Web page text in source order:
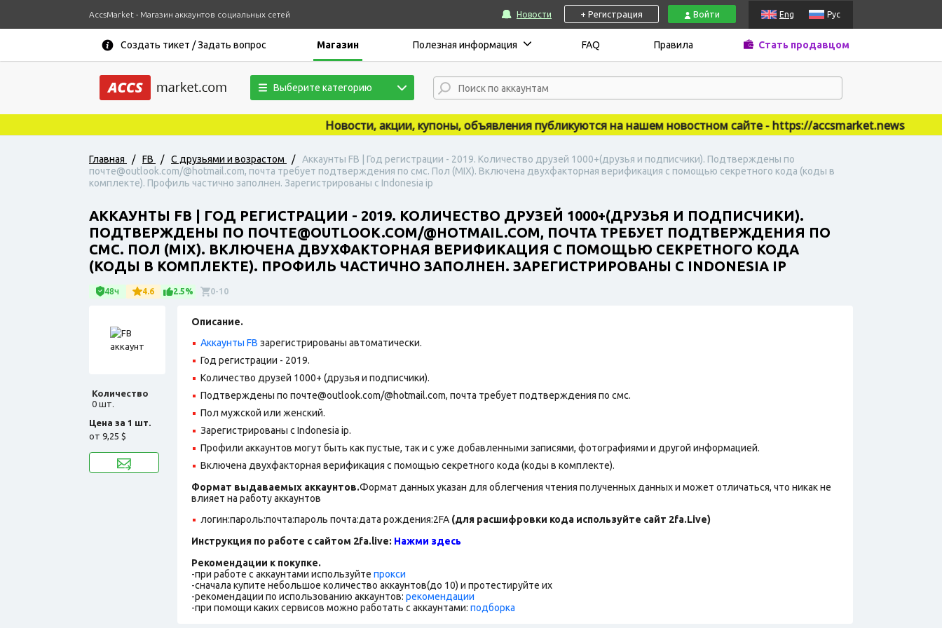
AccsMarket - Магазин аккаунтов социальных сетей Новости + Регистрация Войти Eng Рус
Создать тикет / Задать вопрос Магазин Полезная информация FAQ Правила Стать продавцом
Выберите категорию
Новости, акции, купоны, объявления публикуются на нашем новостном сайте - https://accsmarket.news
Главная / FB / С друзьями и возрастом /
Аккаунты FB | Год регистрации - 2019. Количество друзей 1000+(друзья и подписчики). Подтверждены по
почте@outlook.com/@hotmail.com, почта требует подтверждения по смс. Пол (MIX). Включена двухфакторная верификация с помощью секретного кода (коды в
комплекте). Профиль частично заполнен. Зарегистрированы с Indonesia ip
АККАУНТЫ FB | ГОД РЕГИСТРАЦИИ - 2019. КОЛИЧЕСТВО ДРУЗЕЙ 1000+(ДРУЗЬЯ И ПОДПИСЧИКИ).
ПОДТВЕРЖДЕНЫ ПО ПОЧТЕ@OUTLOOK.COM/@HOTMAIL.COM, ПОЧТА ТРЕБУЕТ ПОДТВЕРЖДЕНИЯ ПО
СМС. ПОЛ (MIX). ВКЛЮЧЕНА ДВУХФАКТОРНАЯ ВЕРИФИКАЦИЯ С ПОМОЩЬЮ СЕКРЕТНОГО КОДА
(КОДЫ В КОМПЛЕКТЕ). ПРОФИЛЬ ЧАСТИЧНО ЗАПОЛНЕН. ЗАРЕГИСТРИРОВАНЫ С INDONESIA IP
48ч 4.6 2.5% 0-10
Количество
0 шт.
Цена за 1 шт.
от 9,25 $
Описание.
Аккаунты FB зарегистрированы автоматически.
Год регистрации - 2019.
Количество друзей 1000+ (друзья и подписчики).
Подтверждены по почте@outlook.com/@hotmail.com, почта требует подтверждения по смс.
Пол мужской или женский.
Зарегистрированы с Indonesia ip.
Профили аккаунтов могут быть как пустые, так и с уже добавленными записями, фотографиями и другой информацией.
Включена двухфакторная верификация с помощью секретного кода (коды в комплекте).
Формат выдаваемых аккаунтов.Формат данных указан для облегчения чтения полученных данных и может отличаться, что никак не
влияет на работу аккаунтов
логин:пароль:почта:пароль почта:дата рождения:2FA (для расшифровки кода используйте сайт 2fa.Live)
Инструкция по работе с сайтом 2fa.live: Нажми здесь
Рекомендации к покупке.
-при работе с аккаунтами используйте прокси
-сначала купите небольшое количество аккаунтов(до 10) и протестируйте их
-рекомендации по использованию аккаунтов: рекомендации
-при помощи каких сервисов можно работать с аккаунтами: подборка